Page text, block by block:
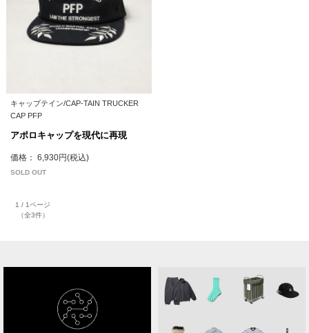
キャップテイン/CAP-TAIN TRUCKER
CAP PFP
アポロキャップを現代に再現
価格： 6,930円(税込)
SOLD OUT
1 / 1ページ
（全3件）